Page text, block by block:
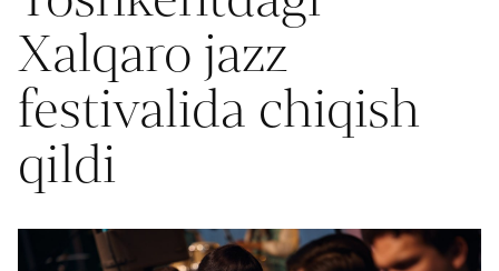
Xalqaro jazz
festivalida chiqish
qildi